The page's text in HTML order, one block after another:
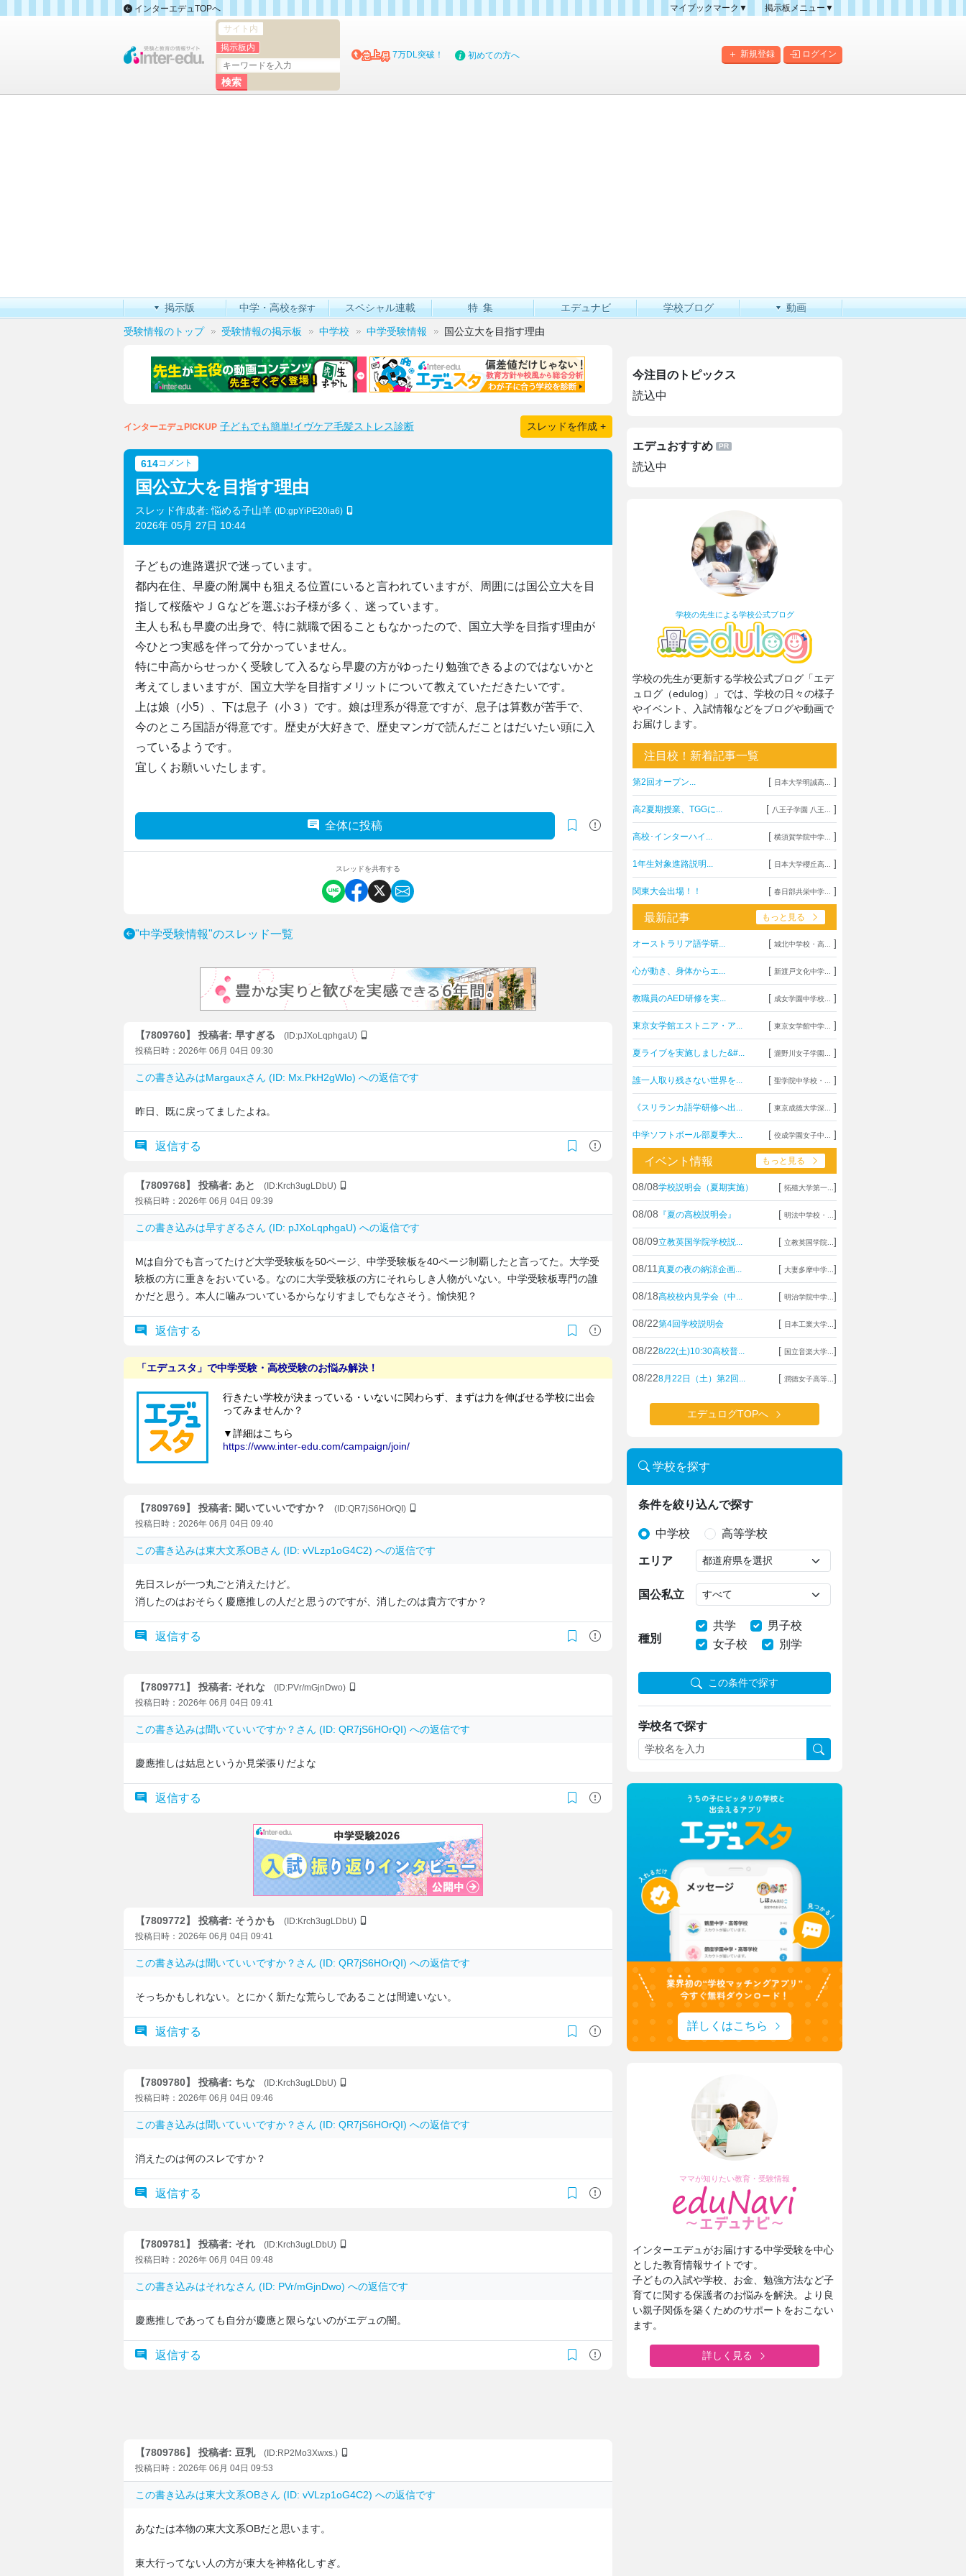
インターエデュTOPへ
マイブックマーク▼
掲示板メニュー▼
掲示板マップ
新規登録 ログイン
サイト内
掲示板内
7万DL突破！ 初めての方へ
掲示版 中学・高校を探す スペシャル連載 特集 エデュナビ 学校ブログ 動画
受験情報のトップ 受験情報の掲示板 中学校 中学受験情報 国公立大を目指す理由
インターエデュPICKUP 子どもでも簡単!イヴケア毛髪ストレス診断 スレッドを作成 +
614コメント
国公立大を目指す理由
スレッド作成者: 悩める子山羊 (ID:gpYiPE20ia6)
2026年 05月 27日 10:44
子どもの進路選択で迷っています。
都内在住、早慶の附属中も狙える位置にいると言われていますが、周囲には国公立大を目
指して桜蔭やＪＧなどを選ぶお子様が多く、迷っています。
主人も私も早慶の出身で、特に就職で困ることもなかったので、国立大学を目指す理由が
今ひとつ実感を伴って分かっていません。
特に中高からせっかく受験して入るなら早慶の方がゆったり勉強できるよのではないかと
考えてしまいますが、国立大学を目指すメリットについて教えていただきたいです。
上は娘（小5）、下は息子（小３）です。娘は理系が得意ですが、息子は算数が苦手で、
今のところ国語が得意です。歴史が大好きで、歴史マンガで読んだことはだいたい頭に入
っているようです。
宜しくお願いいたします。
全体に投稿
スレッドを共有する
"中学受験情報"のスレッド一覧
【7809760】 投稿者: 早すぎる
(ID:pJXoLqphgaU)
投稿日時：2026年 06月 04日 09:30
この書き込みはMargauxさん (ID: Mx.PkH2gWlo) への返信です
昨日、既に戻ってましたよね。
返信する
【7809768】 投稿者: あと
(ID:Krch3ugLDbU)
投稿日時：2026年 06月 04日 09:39
この書き込みは早すぎるさん (ID: pJXoLqphgaU) への返信です
Mは自分でも言ってたけど大学受験板を50ページ、中学受験板を40ページ制覇したと言ってた。大学受
験板の方に重きをおいている。なのに大学受験板の方にそれらしき人物がいない。中学受験板専門の誰
かだと思う。本人に噛みついているからなりすましでもなさそう。愉快犯？
返信する
【7809769】 投稿者: 聞いていいですか？
(ID:QR7jS6HOrQI)
投稿日時：2026年 06月 04日 09:40
この書き込みは東大文系OBさん (ID: vVLzp1oG4C2) への返信です
先日スレが一つ丸ごと消えたけど。
消したのはおそらく慶應推しの人だと思うのですが、消したのは貴方ですか？
返信する
【7809771】 投稿者: それな
(ID:PVr/mGjnDwo)
投稿日時：2026年 06月 04日 09:41
この書き込みは聞いていいですか？ さん (ID: QR7jS6HOrQI) への返信です
慶應推しは姑息というか見栄張りだよな
返信する
【7809772】 投稿者: そうかも
(ID:Krch3ugLDbU)
投稿日時：2026年 06月 04日 09:41
この書き込みは聞いていいですか？ さん (ID: QR7jS6HOrQI) への返信です
そっちかもしれない。とにかく新たな荒らしであることは間違いない。
返信する
【7809780】 投稿者: ちな
(ID:Krch3ugLDbU)
投稿日時：2026年 06月 04日 09:46
この書き込みは聞いていいですか？ さん (ID: QR7jS6HOrQI) への返信です
消えたのは何のスレですか？
返信する
【7809781】 投稿者: それ
(ID:Krch3ugLDbU)
投稿日時：2026年 06月 04日 09:48
この書き込みはそれなさん (ID: PVr/mGjnDwo) への返信です
慶應推しであっても自分が慶應と限らないのがエデュの闇。
返信する
【7809786】 投稿者: 豆乳
(ID:RP2Mo3Xwxs.)
投稿日時：2026年 06月 04日 09:53
この書き込みは東大文系OBさん (ID: vVLzp1oG4C2) への返信です
あなたは本物の東大文系OBだと思います。
東大行ってない人の方が東大を神格化しすぎ。
今注目のトピックス
読込中
エデュおすすめ
読込中
学校の先生による学校公式ブログ
学校の先生が更新する学校公式ブログ「エデ
ュログ（edulog）」では、学校の日々の様子
やイベント、入試情報などをブログや動画で
お届けします。
注目校！新着記事一覧
第2回オープン... [ 日本大学明誠高... ]
高2夏期授業、TGGに... [ 八王子学園 八王... ]
高校･インターハイ... [ 横須賀学院中学... ]
1年生対象進路説明... [ 日本大学櫻丘高... ]
関東大会出場！！ [ 春日部共栄中学... ]
最新記事 もっと見る
オーストラリア語学研... [ 城北中学校・高... ]
心が動き、身体からエ... [ 新渡戸文化中学... ]
教職員のAED研修を実... [ 成女学園中学校... ]
東京女学館エストニア・ア... [ 東京女学館中学... ]
夏ライブを実施しました&#... [ 瀧野川女子学園... ]
誰一人取り残さない世界を... [ 聖学院中学校・... ]
《スリランカ語学研修へ出... [ 東京成徳大学深... ]
中学ソフトボール部夏季大... [ 佼成学園女子中... ]
イベント情報 もっと見る
08/08学校説明会（夏期実施） [ 拓殖大学第一... ]
08/08 『夏の高校説明会』 [ 明法中学校・... ]
08/09立教英国学院学校説... [ 立教英国学院... ]
08/11 真夏の夜の納涼企画... [ 大妻多摩中学... ]
08/18高校校内見学会（中... [ 明治学院中学... ]
08/22第4回学校説明会 [ 日本工業大学... ]
08/228/22(土)10:30高校普... [ 国立音楽大学... ]
08/228月22日（土）第2回... [ 潤徳女子高等... ]
エデュログTOPへ
学校を探す
条件を絞り込んで探す
中学校 高等学校
エリア
国公私立
種別
共学
男子校
女子校
別学
この条件で探す
学校名で探す
詳しくはこちら
ママが知りたい教育・受験情報
インターエデュがお届けする中学受験を中心
とした教育情報サイトです。
子どもの入試や学校、お金、勉強方法など子
育てに関する保護者のお悩みを解決。より良
い親子関係を築くためのサポートをおこない
ます。
詳しく見る